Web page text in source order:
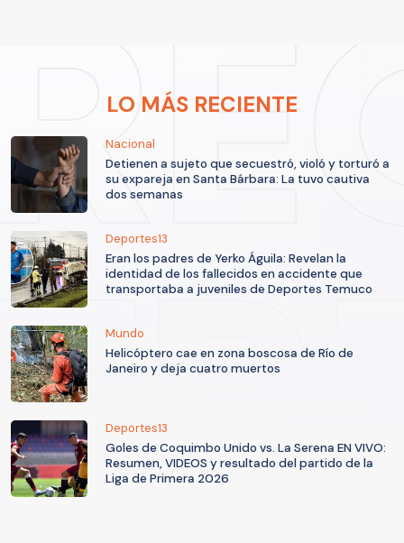
LO MÁS RECIENTE
Nacional
Detienen a sujeto que secuestró, violó y torturó a
su expareja en Santa Bárbara: La tuvo cautiva
dos semanas
Deportes13
Eran los padres de Yerko Águila: Revelan la
identidad de los fallecidos en accidente que
transportaba a juveniles de Deportes Temuco
Mundo
Helicóptero cae en zona boscosa de Río de
Janeiro y deja cuatro muertos
Deportes13
Goles de Coquimbo Unido vs. La Serena EN VIVO:
Resumen, VIDEOS y resultado del partido de la
Liga de Primera 2026